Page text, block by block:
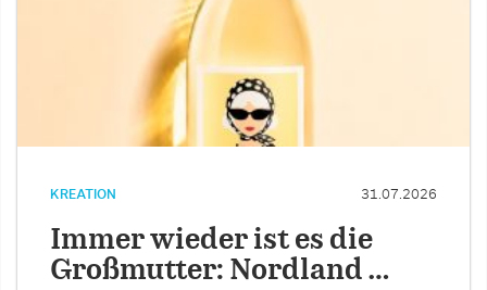
KREATION 31.07.2026
Immer wieder ist es die
Großmutter: Nordland …